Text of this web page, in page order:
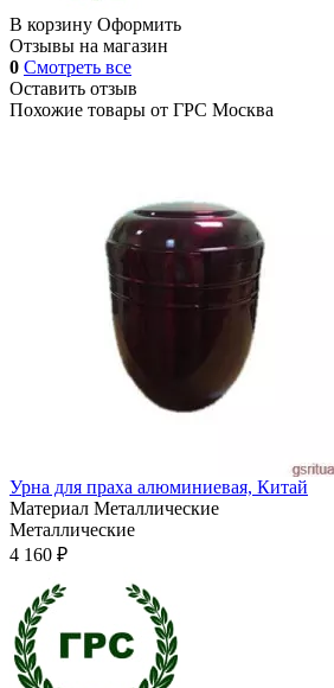
В корзину Оформить
Отзывы на магазин
0 Смотреть все
Оставить отзыв
Похожие товары от ГРС Москва
Урна для праха алюминиевая, Китай
Материал Металлические
Металлические
4 160 ₽